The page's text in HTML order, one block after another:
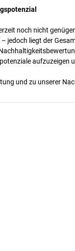
noch nicht
jedoch liegt der
aufzuzeigen
und zu unserer